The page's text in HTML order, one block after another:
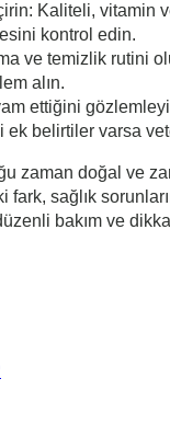
Kaliteli, vitamin
kontrol edin.
ve temizlik rutini
alın.
ettiğini
ek belirtiler varsa
zaman doğal ve
fark, sağlık
bakım ve